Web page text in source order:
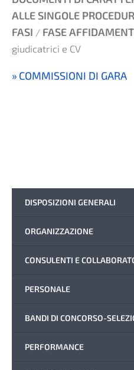
DISPOSIZIONI GENERALI
ORGANIZZAZIONE
CONSULENTI E
PERSONALE
BANDI DI CONCORSO-
PERFORMANCE
ALLE SINGOLE
FASI / FASE
giudicatrici e CV
COMMISSIONI DI GARA